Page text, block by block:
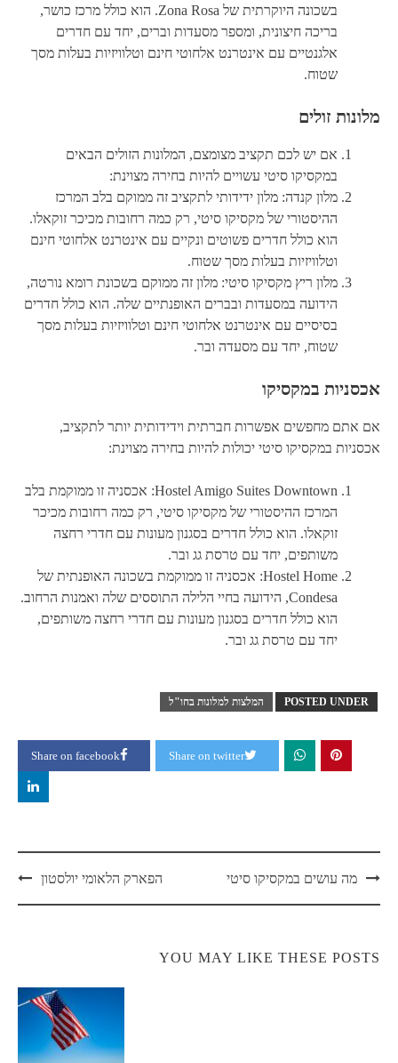
בשכונה היוקרתית של Zona Rosa. הוא כולל מרכז כושר,
בריכה חיצונית, ומספר מסעדות וברים, יחד עם חדרים
אלגנטיים עם אינטרנט אלחוטי חינם וטלוויזיות בעלות מסך
שטוח.
מלונות זולים
אם יש לכם תקציב מצומצם, המלונות הזולים הבאים
במקסיקו סיטי עשויים להיות בחירה מצוינת:
מלון קנדה: מלון ידידותי לתקציב זה ממוקם בלב המרכז
ההיסטורי של מקסיקו סיטי, רק כמה רחובות מכיכר זוקאלו.
הוא כולל חדרים פשוטים ונקיים עם אינטרנט אלחוטי חינם
וטלוויזיות בעלות מסך שטוח.
מלון ריץ מקסיקו סיטי: מלון זה ממוקם בשכונת רומא נורטה,
הידועה במסעדות ובברים האופנתיים שלה. הוא כולל חדרים
בסיסיים עם אינטרנט אלחוטי חינם וטלוויזיות בעלות מסך
שטוח, יחד עם מסעדה ובר.
אכסניות במקסיקו
אם אתם מחפשים אפשרות חברתית וידידותית יותר לתקציב,
אכסניות במקסיקו סיטי יכולות להיות בחירה מצוינת:
Hostel Amigo Suites Downtown: אכסניה זו ממוקמת בלב
המרכז ההיסטורי של מקסיקו סיטי, רק כמה רחובות מכיכר
זוקאלו. הוא כולל חדרים בסגנון מעונות עם חדרי רחצה
משותפים, יחד עם טרסת גג ובר.
Hostel Home: אכסניה זו ממוקמת בשכונה האופנתית של
Condesa, הידועה בחיי הלילה התוססים שלה ואמנות הרחוב.
הוא כולל חדרים בסגנון מעונות עם חדרי רחצה משותפים,
יחד עם טרסת גג ובר.
POSTED UNDER המלצות למלונות בחו"ל
Share on facebook Share on twitter
Postמה עושים במקסיקו סיטי הפארק הלאומי יולסטון
YOU MAY LIKE THESE POSTS